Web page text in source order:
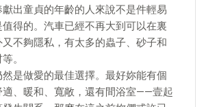
出童貞的年齡的人來說不是件輕易
得的。汽車已經不再大到可以在裏
不夠隱私，有太多的蟲子、砂子和
。
是做愛的最佳選擇。最好妳能有個
適、暖和、寬敞，還有間浴室——壹起